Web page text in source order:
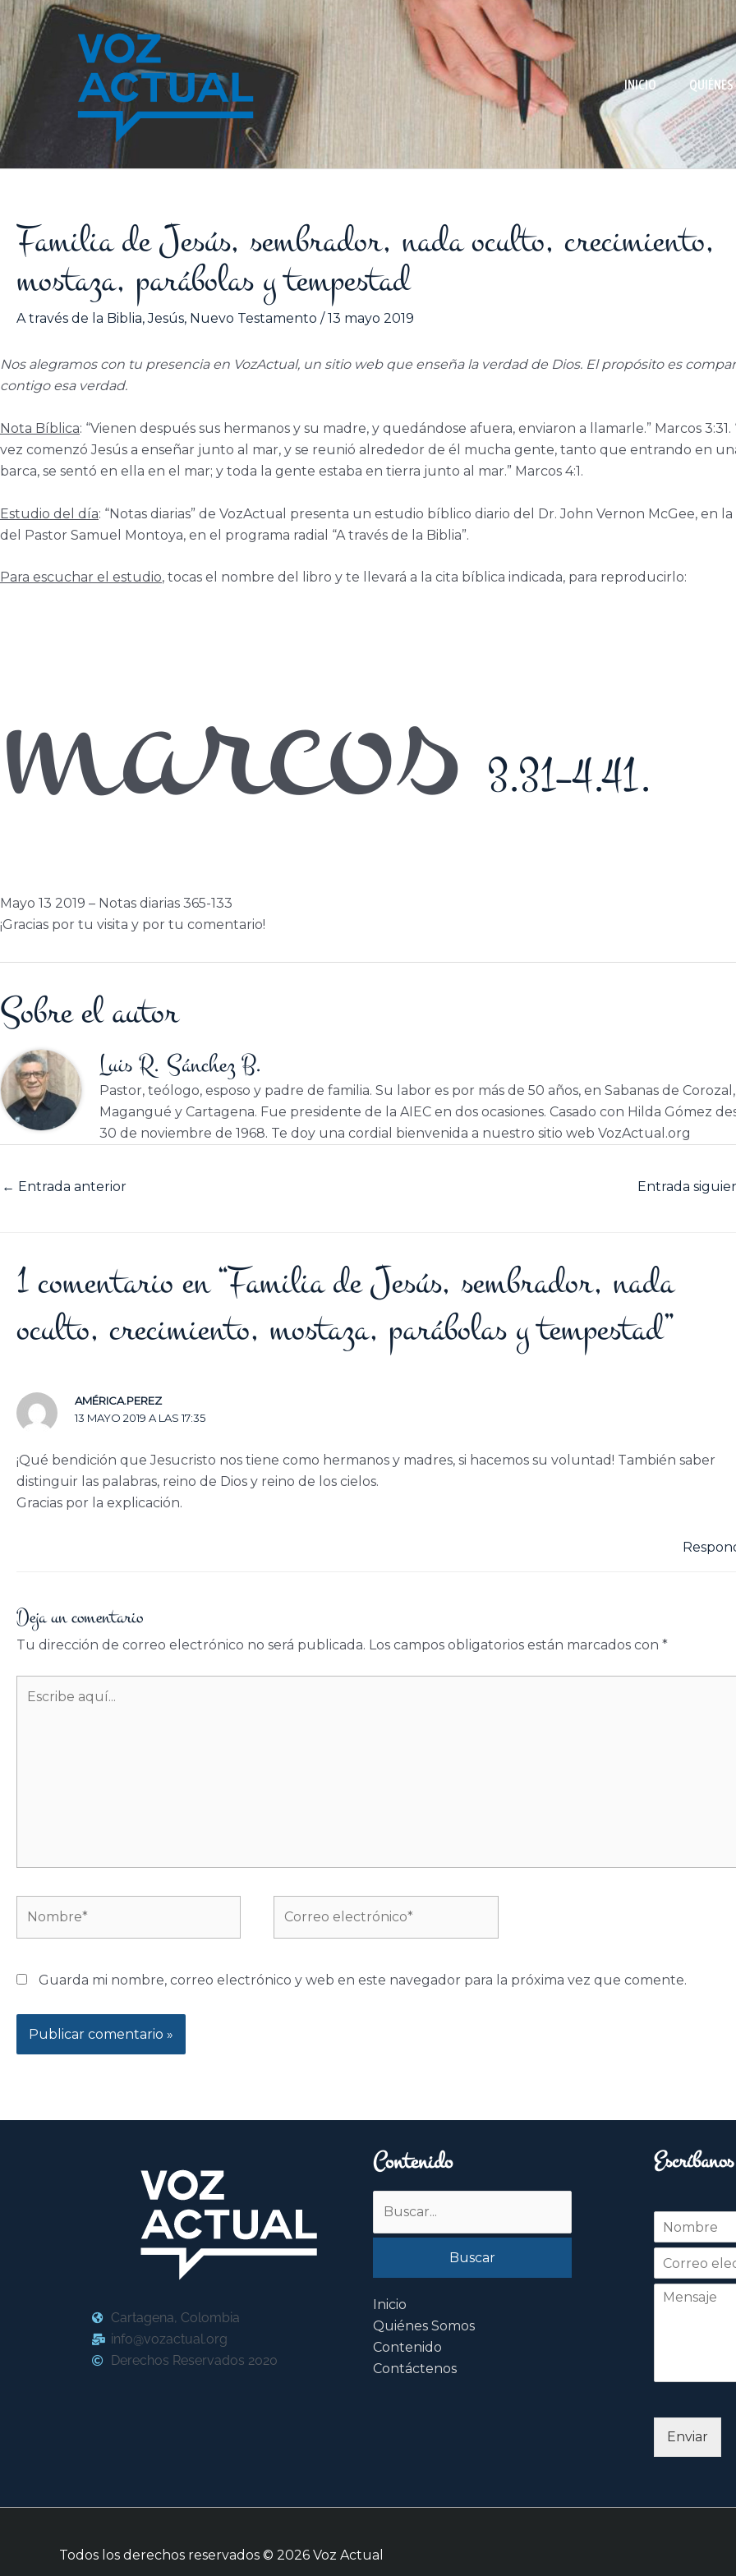
contenido
INICIO
Familia de Jesús, sembrador, nada oculto, crecimiento,
mostaza, parábolas y tempestad
A través de la Biblia,Jesús, Nuevo Testamento /13 mayo 2019
Nos alegramos con tu presencia en VozActual, un sitio web que enseña la verdad de Dios. El propósito es
contigo esa verdad.
Nota Bíblica: “Vienen después sus hermanos y su madre, y quedándose afuera, enviaron a llamarle.” Marcos 3:31.
vez comenzó Jesús a enseñar junto al mar, y se reunió alrededor de él mucha gente, tanto que entrando en
barca, se sentó en ella en el mar; y toda la gente estaba en tierra junto al mar.” Marcos 4:1.
Estudio del día: “Notas diarias” de VozActual presenta un estudio bíblico diario del Dr. John Vernon McGee, en la
del Pastor Samuel Montoya, en el programa radial “A través de la Biblia”.
Para escuchar el estudio, tocas el nombre del libro y te llevará a la cita bíblica indicada, para reproducirlo:
marcos 3.31–4.41.
Mayo 13 2019 – Notas diarias 365-133
¡Gracias por tu visita y por tu comentario!
Sobre el autor
Luis R. Sánchez B.
Pastor, teólogo, esposo y padre de familia. Su labor es por más de 50 años, en Sabanas de Corozal,
Magangué y Cartagena. Fue presidente de la AIEC en dos ocasiones. Casado con Hilda Gómez
30 de noviembre de 1968. Te doy una cordial bienvenida a nuestro sitio web VozActual.org
← Entrada anterior Entrada
1 comentario en “Familia de Jesús, sembrador, nada
oculto, crecimiento, mostaza, parábolas y tempestad”
AMÉRICA.PEREZ
13 MAYO 2019 A LAS 17:35
¡Qué bendición que Jesucristo nos tiene como hermanos y madres, si hacemos su voluntad! También saber
distinguir las palabras, reino de Dios y reino de los cielos.
Gracias por la explicación.
Deja un comentario
Tu dirección de correo electrónico no será publicada. Los campos obligatorios están marcados con *
aquí...
electrónico*
Guarda mi nombre, correo electrónico y web en este navegador para la próxima vez que comente.
Cartagena, Colombia
info@vozactual.org
Derechos Reservados 2020
Contenido
Inicio
Quiénes Somos
Contenido
Contáctenos
Escríbanos
m
r
Nombre
Enviar
Todos los derechos reservados © 2026 Voz Actual